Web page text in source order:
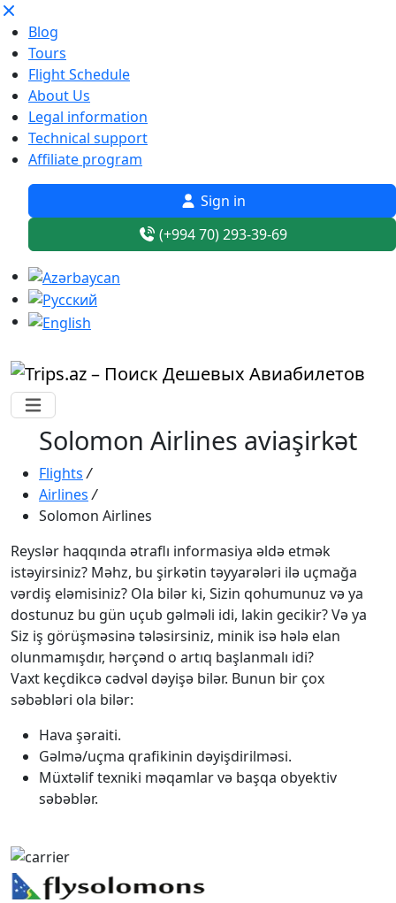
Blog
Tours
Flight Schedule
About Us
Legal information
Technical support
Affiliate program
Sign in
(+994 70) 293-39-69
Solomon Airlines aviaşirkət
Flights /
Airlines /
Solomon Airlines
Reyslər haqqında ətraflı informasiya əldə etmək
istəyirsiniz? Məhz, bu şirkətin təyyarələri ilə uçmağa
vərdiş eləmisiniz? Ola bilər ki, Sizin qohumunuz və ya
dostunuz bu gün uçub gəlməli idi, lakin gecikir? Və ya
Siz iş görüşməsinə tələsirsiniz, minik isə hələ elan
olunmamışdır, hərçənd o artıq başlanmalı idi?
Vaxt keçdikcə cədvəl dəyişə bilər. Bunun bir çox
səbəbləri ola bilər:
Hava şəraiti.
Gəlmə/uçma qrafikinin dəyişdirilməsi.
Müxtəlif texniki məqamlar və başqa obyektiv
səbəblər.